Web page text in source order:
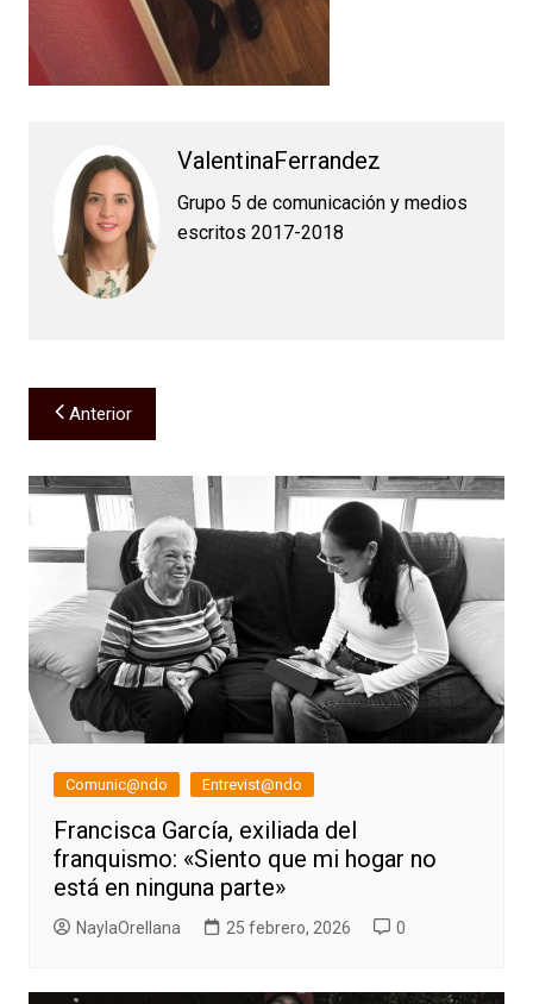
ValentinaFerrandez
Grupo 5 de comunicación y medios
escritos 2017-2018
Navegación
de
entradas
Anterior
Comunic@ndo Entrevist@ndo
Francisca García, exiliada del
franquismo: «Siento que mi hogar no
está en ninguna parte»
NaylaOrellana 25 febrero, 2026 0